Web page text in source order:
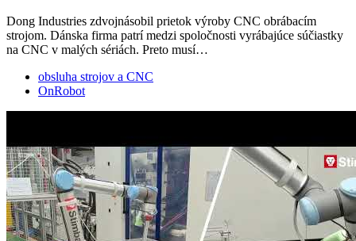
Dong Industries zdvojnásobil prietok výroby CNC obrábacím
strojom. Dánska firma patrí medzi spoločnosti vyrábajúce súčiastky
na CNC v malých sériách. Preto musí…
obsluha strojov a CNC
OnRobot